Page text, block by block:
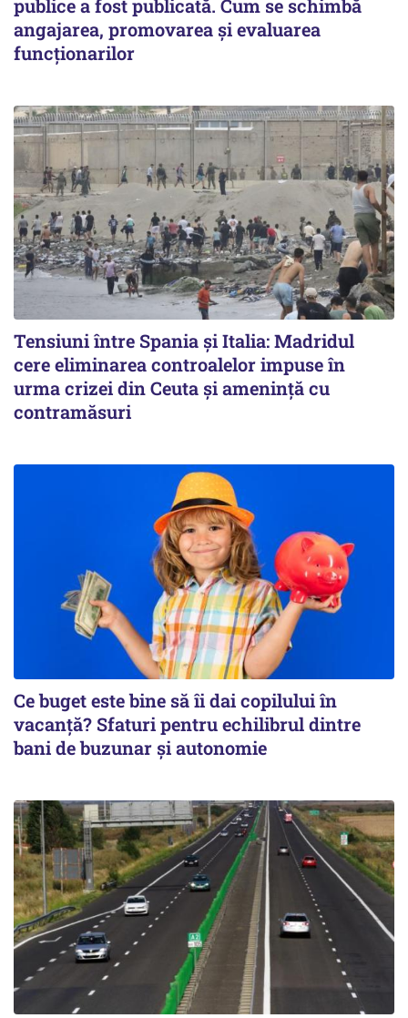
publice a fost publicată. Cum se schimbă
angajarea, promovarea și evaluarea
funcționarilor
Tensiuni între Spania și Italia: Madridul
cere eliminarea controalelor impuse în
urma crizei din Ceuta și amenință cu
contramăsuri
Ce buget este bine să îi dai copilului în
vacanță? Sfaturi pentru echilibrul dintre
bani de buzunar și autonomie